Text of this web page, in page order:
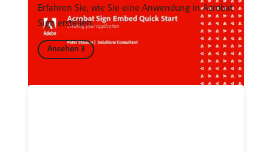
Erfahren Sie, wie Sie eine Anwendung in Acrobat
Sign erstellen.
Ansehen 3